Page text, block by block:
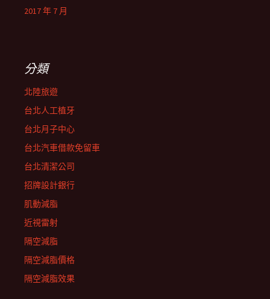
2017 年 7 月
分類
北陸旅遊
台北人工植牙
台北月子中心
台北汽車借款免留車
台北清潔公司
招牌設計銀行
肌動減脂
近視雷射
隔空減脂
隔空減脂價格
隔空減脂效果